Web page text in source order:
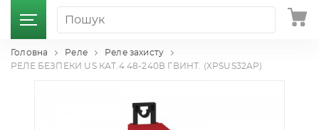
Головна Реле
Реле захисту
РЕЛЕ БЕЗПЕКИ US КАТ.4 48-240В ГВИНТ. (XPSUS32AP)